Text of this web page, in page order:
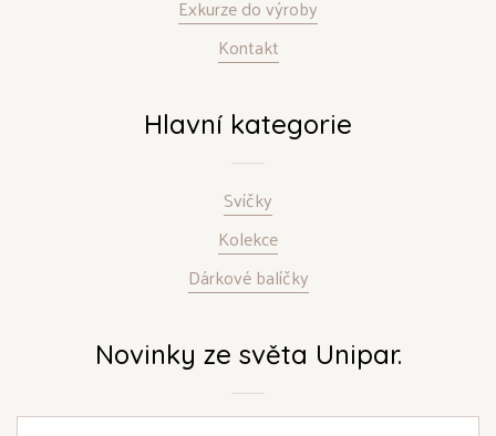
Exkurze do výroby
Kontakt
Hlavní kategorie
Svíčky
Kolekce
Dárkové balíčky
Novinky ze světa Unipar.